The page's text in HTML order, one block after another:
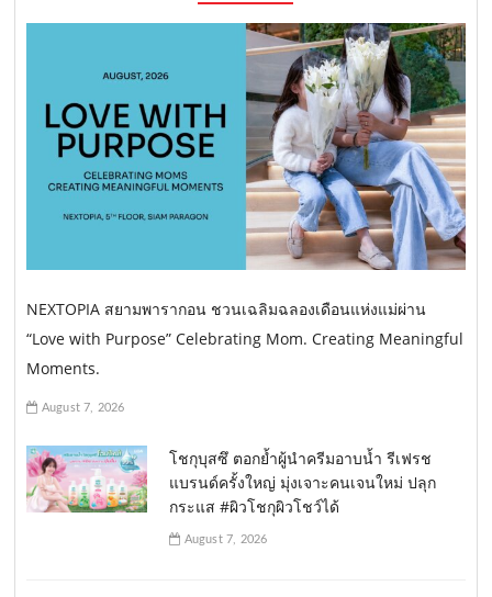
NEXTOPIA สยามพารากอน ชวนเฉลิมฉลองเดือนแห่งแม่ผ่าน
“Love with Purpose” Celebrating Mom. Creating Meaningful
Moments.
August 7, 2026
โชกุบุสซึ ตอกย้ำผู้นำครีมอาบน้ำ รีเฟรช
แบรนด์ครั้งใหญ่ มุ่งเจาะคนเจนใหม่ ปลุก
กระแส #ผิวโชกุผิวโชว์ได้
August 7, 2026